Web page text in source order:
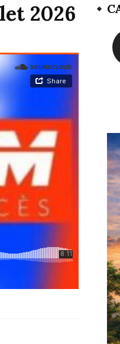
2026